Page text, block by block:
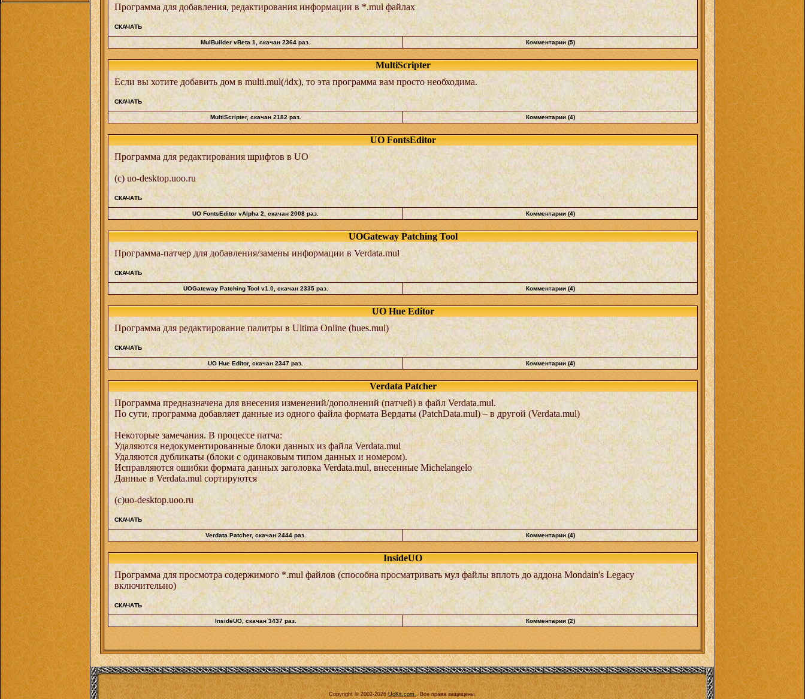
Программа для добавления, редактирования информации в *.mul файлах
СКАЧАТЬ
MulBuilder vBeta 1, скачан 2364 раз. Комментарии (5)
MultiScripter
Если вы хотите добавить дом в multi.mul(/idx), то эта программа вам просто необходима.
СКАЧАТЬ
MultiScripter, скачан 2182 раз. Комментарии (4)
UO FontsEditor
Программа для редактирования шрифтов в UO
(с) uo-desktop.uoo.ru
СКАЧАТЬ
UO FontsEditor vAlpha 2 , скачан 2008 раз. Комментарии (4)
UOGateway Patching Tool
Программа-патчер для добавления/замены информации в Verdata.mul
СКАЧАТЬ
UOGateway Patching Tool v1.0, скачан 2335 раз. Комментарии (4)
UO Hue Editor
Программа для редактирование палитры в Ultima Online (hues.mul)
СКАЧАТЬ
UO Hue Editor, скачан 2347 раз. Комментарии (4)
Verdata Patcher
Программа предназначена для внесения изменений/дополнений (патчей) в файл Verdata.mul.
По сути, программа добавляет данные из одного файла формата Вердаты (PatchData.mul) – в другой (Verdata.mul)
Некоторые замечания. В процессе патча:
Удаляются недокументированные блоки данных из файла Verdata.mul
Удаляются дубликаты (блоки с одинаковым типом данных и номером).
Исправляются ошибки формата данных заголовка Verdata.mul, внесенные Michelangelo
Данные в Verdata.mul сортируются
(c)uo-desktop.uoo.ru
СКАЧАТЬ
Verdata Patcher, скачан 2444 раз. Комментарии (4)
InsideUO
Программа для просмотра содержимого *.mul файлов (способна просматривать мул файлы вплоть до аддона Mondain's Legacy
включительно)
СКАЧАТЬ
InsideUO, скачан 3437 раз. Комментарии (2)
Copyright © 2002-2026 UoKit.com.. Все права защищены.